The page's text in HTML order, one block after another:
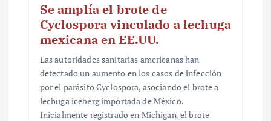
Se amplía el brote de
Cyclospora vinculado a lechuga
mexicana en EE.UU.
Las autoridades sanitarias americanas han
detectado un aumento en los casos de infección
por el parásito Cyclospora, asociando el brote a
lechuga iceberg importada de México.
Inicialmente registrado en Michigan, el brote